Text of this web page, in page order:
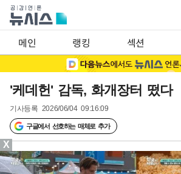
메인 랭킹 섹션
'케데헌' 감독, 화개장터 떴다
기사등록 2026/06/04 09:16:09
구글에서 선호하는 매체로 추가
X